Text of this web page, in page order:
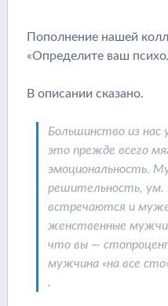
Пополнение нашей
«Определите ваш
В описании сказано.
Большинство из
это прежде всего
эмоциональность.
решительность, ум.
встречаются и
женственные
что вы —
мужчина «на все
.